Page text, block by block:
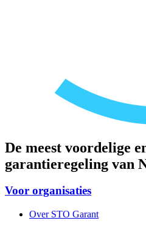
De meest voordelige
garantieregeling van
Voor organisaties
Over STO Garant